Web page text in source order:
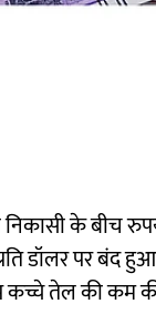
के बीच
डॉलर पर बंद
तेल की कम